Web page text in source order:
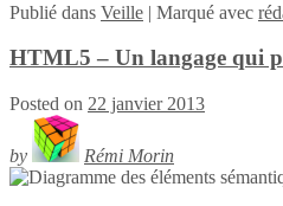
Publié dans Veille | Marqué avec
HTML5 – Un langage qui
Posted on 22 janvier 2013
by Rémi Morin